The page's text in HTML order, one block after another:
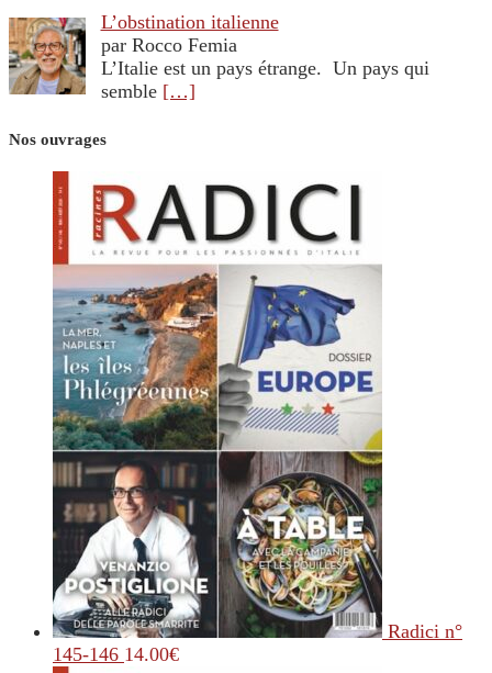
L’obstination italienne
par Rocco Femia
L’Italie est un pays étrange. Un pays qui
semble […]
Nos ouvrages
Radici n°
145-146 14.00€